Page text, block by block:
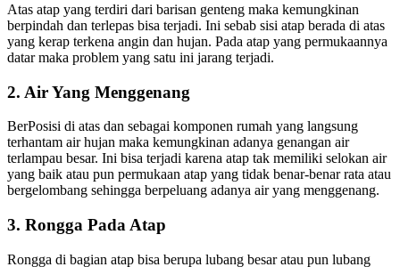
Atas atap yang terdiri dari barisan genteng maka kemungkinan
berpindah dan terlepas bisa terjadi. Ini sebab sisi atap berada di atas
yang kerap terkena angin dan hujan. Pada atap yang permukaannya
datar maka problem yang satu ini jarang terjadi.
2. Air Yang Menggenang
BerPosisi di atas dan sebagai komponen rumah yang langsung
terhantam air hujan maka kemungkinan adanya genangan air
terlampau besar. Ini bisa terjadi karena atap tak memiliki selokan air
yang baik atau pun permukaan atap yang tidak benar-benar rata atau
bergelombang sehingga berpeluang adanya air yang menggenang.
3. Rongga Pada Atap
Rongga di bagian atap bisa berupa lubang besar atau pun lubang